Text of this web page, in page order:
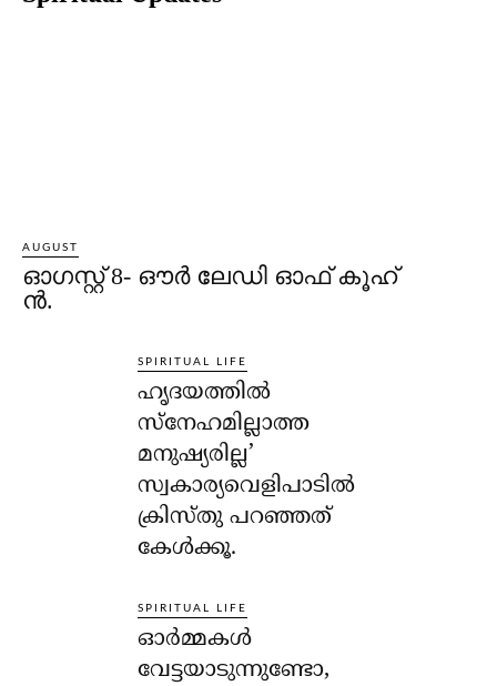
AUGUST
ഓഗസ്റ്റ് 8- ഔര്‍ ലേഡി ഓഫ് കൂഹ്
ന്‍.
SPIRITUAL LIFE
ഹൃദയത്തില്‍
സ്‌നേഹമില്ലാത്ത
മനുഷ്യരില്ല’
സ്വകാര്യവെളിപാടില്‍
ക്രിസ്തു പറഞ്ഞത്
കേള്‍ക്കൂ.
SPIRITUAL LIFE
ഓര്‍മ്മകള്‍
വേട്ടയാടുന്നുണ്ടോ,